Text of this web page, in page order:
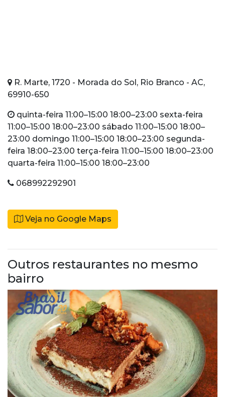
R. Marte, 1720 - Morada do Sol, Rio Branco - AC,
69910-650
quinta-feira 11:00–15:00 18:00–23:00 sexta-feira
11:00–15:00 18:00–23:00 sábado 11:00–15:00 18:00–
23:00 domingo 11:00–15:00 18:00–23:00 segunda-
feira 18:00–23:00 terça-feira 11:00–15:00 18:00–23:00
quarta-feira 11:00–15:00 18:00–23:00
068992292901
Veja no Google Maps
Outros restaurantes no mesmo
bairro